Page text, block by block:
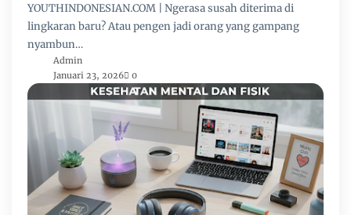
YOUTHINDONESIAN.COM | Ngerasa susah diterima di
lingkaran baru? Atau pengen jadi orang yang gampang
nyambun…
Admin
Januari 23, 2026
0